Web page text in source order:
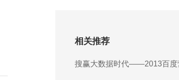
相关推荐
搜赢大数据时代——2013百度